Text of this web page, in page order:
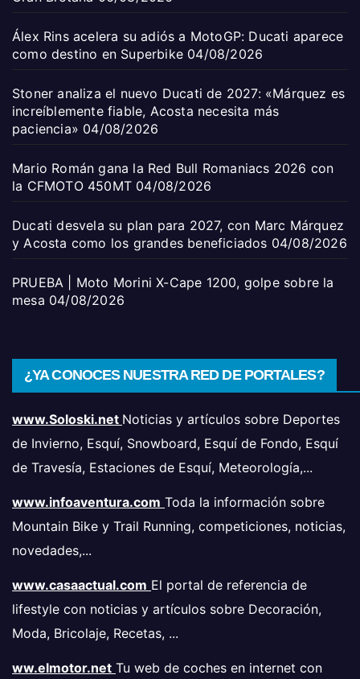
Álex Rins acelera su adiós a MotoGP: Ducati aparece
como destino en Superbike 04/08/2026
Stoner analiza el nuevo Ducati de 2027: «Márquez es
increíblemente fiable, Acosta necesita más
paciencia» 04/08/2026
Mario Román gana la Red Bull Romaniacs 2026 con
la CFMOTO 450MT 04/08/2026
Ducati desvela su plan para 2027, con Marc Márquez
y Acosta como los grandes beneficiados 04/08/2026
PRUEBA | Moto Morini X-Cape 1200, golpe sobre la
mesa 04/08/2026
¿YA CONOCES NUESTRA RED DE PORTALES?
www.Soloski.net Noticias y artículos sobre Deportes
de Invierno, Esquí, Snowboard, Esquí de Fondo, Esquí
de Travesía, Estaciones de Esquí, Meteorología,...
www.infoaventura.com Toda la información sobre
Mountain Bike y Trail Running, competiciones, noticias,
novedades,...
www.casaactual.com El portal de referencia de
lifestyle con noticias y artículos sobre Decoración,
Moda, Bricolaje, Recetas, ...
ww.elmotor.net Tu web de coches en internet con